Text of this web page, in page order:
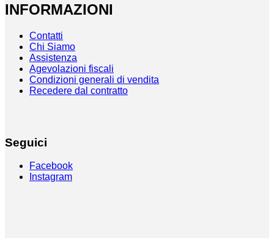
INFORMAZIONI
Contatti
Chi Siamo
Assistenza
Agevolazioni fiscali
Condizioni generali di vendita
Recedere dal contratto
Seguici
Facebook
Instagram